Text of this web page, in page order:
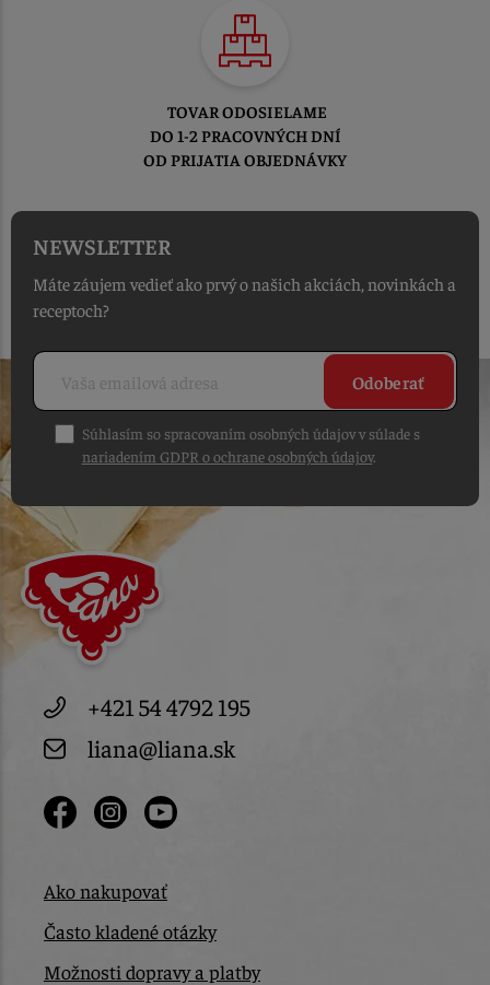
TOVAR ODOSIELAME
DO 1-2 PRACOVNÝCH DNÍ
OD PRIJATIA OBJEDNÁVKY
NEWSLETTER
Máte záujem vedieť ako prvý o našich akciách, novinkách a
receptoch?
Odoberať
Súhlasím so spracovaním osobných údajov v súlade s
nariadením GDPR o ochrane osobných údajov.
+421 54 4792 195
liana@liana.sk
Ako nakupovať
Často kladené otázky
Možnosti dopravy a platby